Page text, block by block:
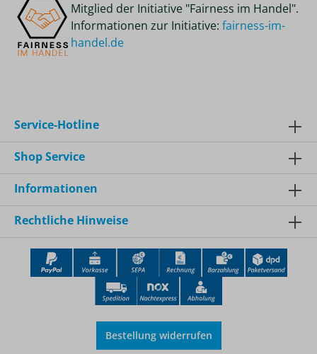
Mitglied der Initiative "Fairness im Handel".
Informationen zur Initiative: fairness-im-
handel.de
Service-Hotline
Shop Service
Informationen
Rechtliche Hinweise
Bestellung widerrufen